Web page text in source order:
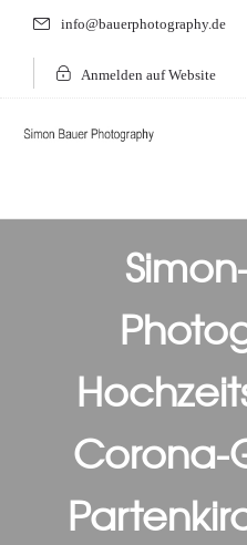
info@bauerphotography.de
Anmelden auf Website
Corona-